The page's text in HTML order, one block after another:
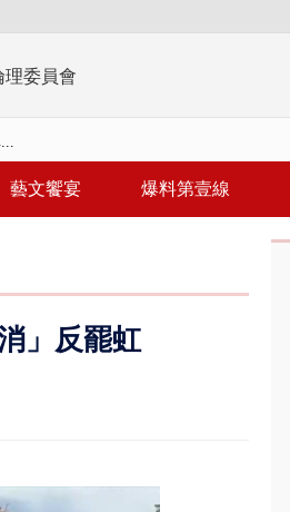
理委員會
...
藝文饗宴 爆料第壹線
」反罷虹